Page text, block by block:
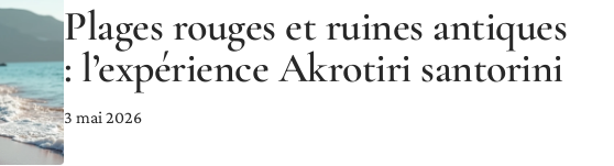
Plages rouges et ruines antiques
: l’expérience Akrotiri santorini
3 mai 2026